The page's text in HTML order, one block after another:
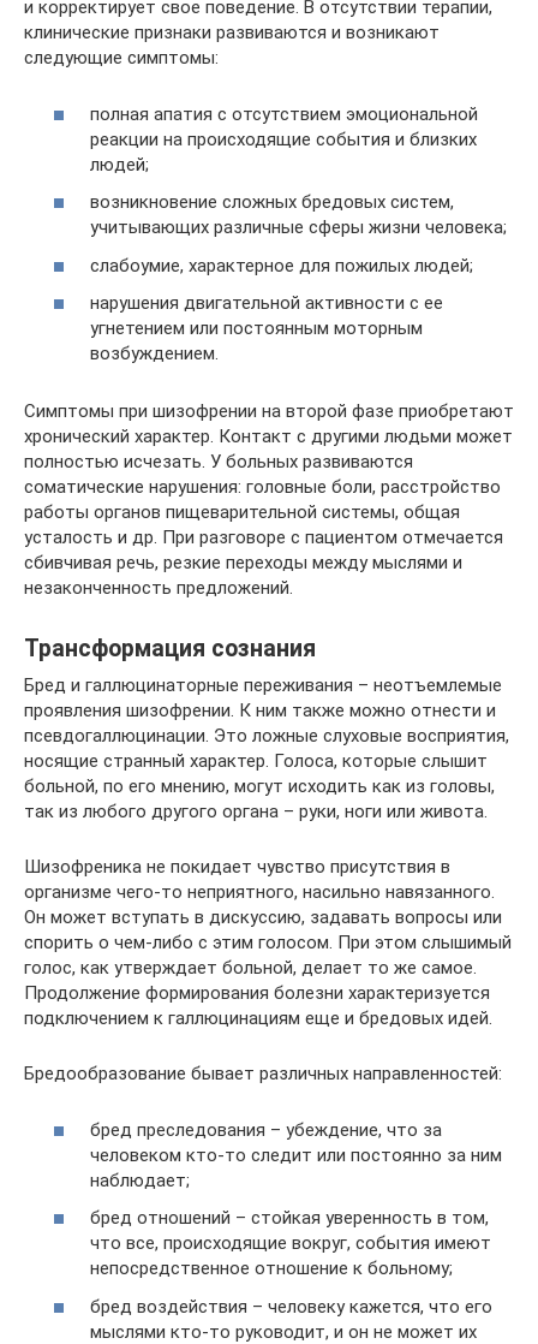
и корректирует свое поведение. В отсутствии терапии,
клинические признаки развиваются и возникают
следующие симптомы:
полная апатия с отсутствием эмоциональной
реакции на происходящие события и близких
людей;
возникновение сложных бредовых систем,
учитывающих различные сферы жизни человека;
слабоумие, характерное для пожилых людей;
нарушения двигательной активности с ее
угнетением или постоянным моторным
возбуждением.
Симптомы при шизофрении на второй фазе приобретают
хронический характер. Контакт с другими людьми может
полностью исчезать. У больных развиваются
соматические нарушения: головные боли, расстройство
работы органов пищеварительной системы, общая
усталость и др. При разговоре с пациентом отмечается
сбивчивая речь, резкие переходы между мыслями и
незаконченность предложений.
Трансформация сознания
Бред и галлюцинаторные переживания – неотъемлемые
проявления шизофрении. К ним также можно отнести и
псевдогаллюцинации. Это ложные слуховые восприятия,
носящие странный характер. Голоса, которые слышит
больной, по его мнению, могут исходить как из головы,
так из любого другого органа – руки, ноги или живота.
Шизофреника не покидает чувство присутствия в
организме чего-то неприятного, насильно навязанного.
Он может вступать в дискуссию, задавать вопросы или
спорить о чем-либо с этим голосом. При этом слышимый
голос, как утверждает больной, делает то же самое.
Продолжение формирования болезни характеризуется
подключением к галлюцинациям еще и бредовых идей.
Бредообразование бывает различных направленностей:
бред преследования – убеждение, что за
человеком кто-то следит или постоянно за ним
наблюдает;
бред отношений – стойкая уверенность в том,
что все, происходящие вокруг, события имеют
непосредственное отношение к больному;
бред воздействия – человеку кажется, что его
мыслями кто-то руководит, и он не может их